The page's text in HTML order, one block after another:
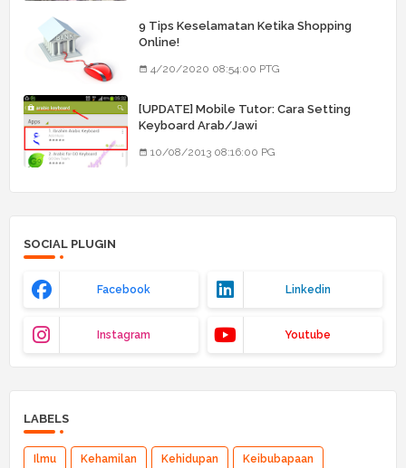
9 Tips Keselamatan Ketika Shopping
Online!
4/20/2020 08:54:00 PTG
[UPDATE] Mobile Tutor: Cara Setting
Keyboard Arab/Jawi
10/08/2013 08:16:00 PG
SOCIAL PLUGIN
Facebook Linkedin
Instagram Youtube
LABELS
Ilmu Kehamilan Kehidupan Keibubapaan